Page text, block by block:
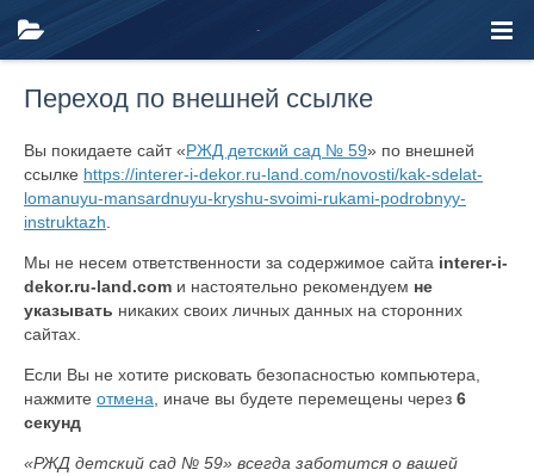
Переход по внешней ссылке
Вы покидаете сайт «РЖД детский сад № 59» по внешней
ссылке https://interer-i-dekor.ru-land.com/novosti/kak-sdelat-
lomanuyu-mansardnuyu-kryshu-svoimi-rukami-podrobnyy-
instruktazh
Мы не несем ответственности за содержимое сайта interer-i-
dekor.ru-land.com и настоятельно рекомендуем не
указывать никаких своих личных данных на сторонних
сайтах.
Если Вы не хотите рисковать безопасностью компьютера,
нажмите отмена , иначе вы будете перемещены через 6
секунд
«РЖД детский сад № 59» всегда заботится о вашей